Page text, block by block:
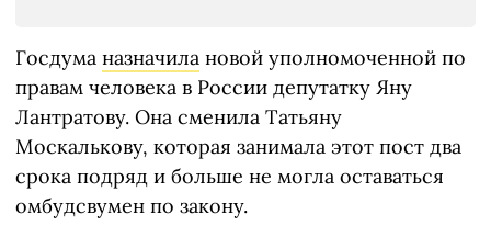
Госдума назначила новой уполномоченной по
правам человека в России депутатку Яну
Лантратову. Она сменила Татьяну
Москалькову, которая занимала этот пост два
срока подряд и больше не могла оставаться
омбудсвумен по закону.